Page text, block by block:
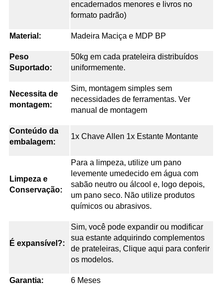
encadernados menores e livros no
formato padrão)
Material: Madeira Maciça e MDP BP
Peso
Suportado:
50kg em cada prateleira distribuídos
uniformemente.
Necessita de
montagem:
Sim, montagem simples sem
necessidades de ferramentas. Ver
manual de montagem
Conteúdo da
embalagem:
1x Chave Allen 1x Estante Montante
Limpeza e
Conservação:
Para a limpeza, utilize um pano
levemente umedecido em água com
sabão neutro ou álcool e, logo depois,
um pano seco. Não utilize produtos
químicos ou abrasivos.
É expansível?:
Sim, você pode expandir ou modificar
sua estante adquirindo complementos
de prateleiras, Clique aqui para conferir
os modelos.
Garantia: 6 Meses